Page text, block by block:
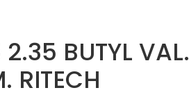
BUTYL VAL.
RITECH